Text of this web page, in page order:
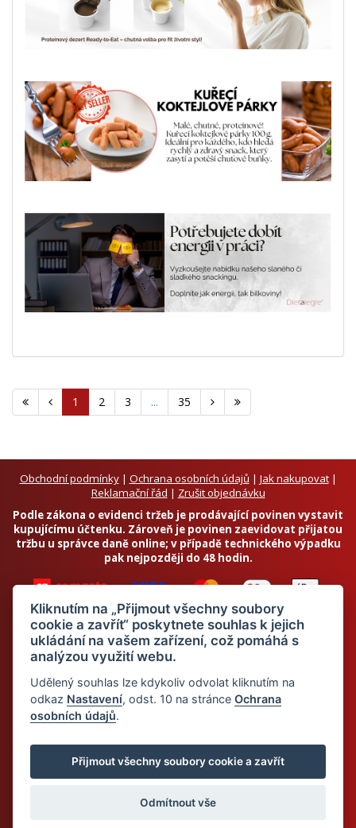
1 2 3 ... 35
Obchodní podmínky| Ochrana osobních údajů | Jak nakupovat|
Reklamační řád | Zrušit objednávku
Podle zákona o evidenci tržeb je prodávající povinen vystavit
kupujícímu účtenku. Zároveň je povinen zaevidovat přijatou
tržbu u správce daně online; v případě technického výpadku
pak nejpozději do 48 hodin.
Chci odebírat newsletter
© 2026 Dietalegre - bílkovinná dieta pro zdravé hubnutí
Kliknutím na „Přijmout všechny soubory
cookie a zavřít“ poskytnete souhlas k jejich
ukládání na vašem zařízení, což pomáhá s
analýzou využití webu.
Udělený souhlas lze kdykoliv odvolat kliknutím na
odkaz Nastavení, odst. 10 na stránceOchrana
osobních údajů.
Přijmout všechny soubory cookie a zavřít
Odmítnout vše